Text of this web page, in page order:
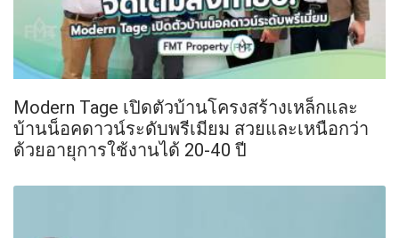
Modern Tage เปิดตัวบ้านโครงสร้างเหล็กและ
บ้านน็อคดาวน์ระดับพรีเมียม สวยและเหนือกว่า
ด้วยอายุการใช้งานได้ 20-40 ปี